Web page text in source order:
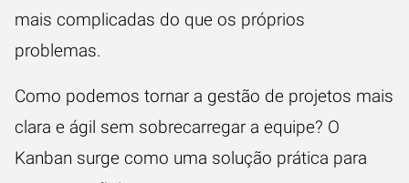
mais complicadas do que os próprios
problemas.
Como podemos tornar a gestão de projetos mais
clara e ágil sem sobrecarregar a equipe? O
Kanban surge como uma solução prática para